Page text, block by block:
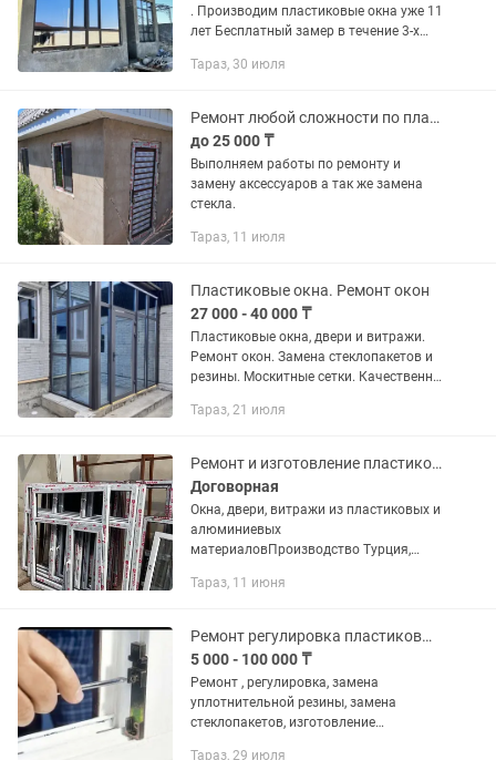
. Производим пластиковые окна уже 11
лет Бесплатный замер в течение 3-х
Москитная сетка И подоконник В
Тараз, 30 июля
Ремонт любой сложности по пластиковым окнам и дверям
до 25 000 ₸
Выполняем работы по ремонту и
замену аксессуаров а так же замена
стекла.
Тараз, 11 июля
Пластиковые окна. Ремонт окон
27 000 - 40 000 ₸
Пластиковые окна, двери и витражи.
Ремонт окон. Замена стеклопакетов и
резины. Москитные сетки. Качественно
Тараз, 21 июля
Ремонт и изготовление пластиковых окон
Договорная
Окна, двери, витражи из пластиковых и
алюминиевых
материаловПроизводство Турция,
пластиковых окон и дверей Гарантия и
Подоконник и сетка...
Тараз, 11 июня
Ремонт регулировка пластиковых окон
5 000 - 100 000 ₸
Ремонт , регулировка, замена
уплотнительной резины, замена
стеклопакетов, изготовление
Тараз, 29 июля